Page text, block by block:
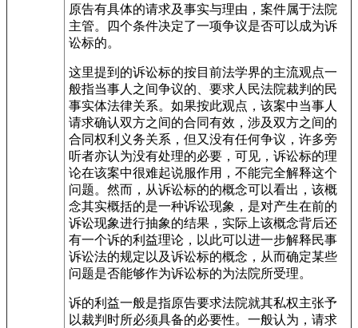
原告有具体的请求及事实与理由，案件属于法院
主管。四个条件决定了一项争议是否可以成为诉
讼标的。
这里提到的诉讼标的按目前法学界的主流观点一
般指当事人之间争议的、要求人民法院裁判的民
事实体法律关系。如果按此观点，该案中当事人
请求确认双方之间的合同有效，涉及双方之间的
合同权利义务关系，但又没有任何争议，许多旁
听者亦认为没有处理的必要，可见，诉讼标的理
论在该案中很难起说服作用，不能完全解释这个
问题。然而，从诉讼标的的概念可以看出，该概
念其实概括的是一种诉讼现象，是对产生在前的
诉讼现象进行抽象的结果，实际上该概念背后还
有一个诉的利益理论，以此可以进一步解释民事
诉讼法的规定以及诉讼标的概念，从而确定某些
问题是否能够作为诉讼标的为法院所受理。
诉的利益一般是指原告要求法院就其私权主张予
以裁判时所必须具备的必要性。一般认为，请求